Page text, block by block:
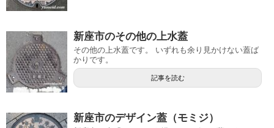
新座市のその他の上水蓋
その他の上水蓋です。 いずれも余り見かけない蓋ば
かりです。
記事を読む
新座市のデザイン蓋（モミジ）